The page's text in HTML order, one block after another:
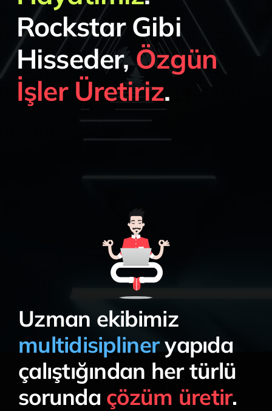
Rockstar Gibi
Hisseder,Özgün
İşler Üretiriz.
Uzman ekibimiz
multidisiplineryapıda
çalıştığından her türlü
sorunda çözüm üretir.